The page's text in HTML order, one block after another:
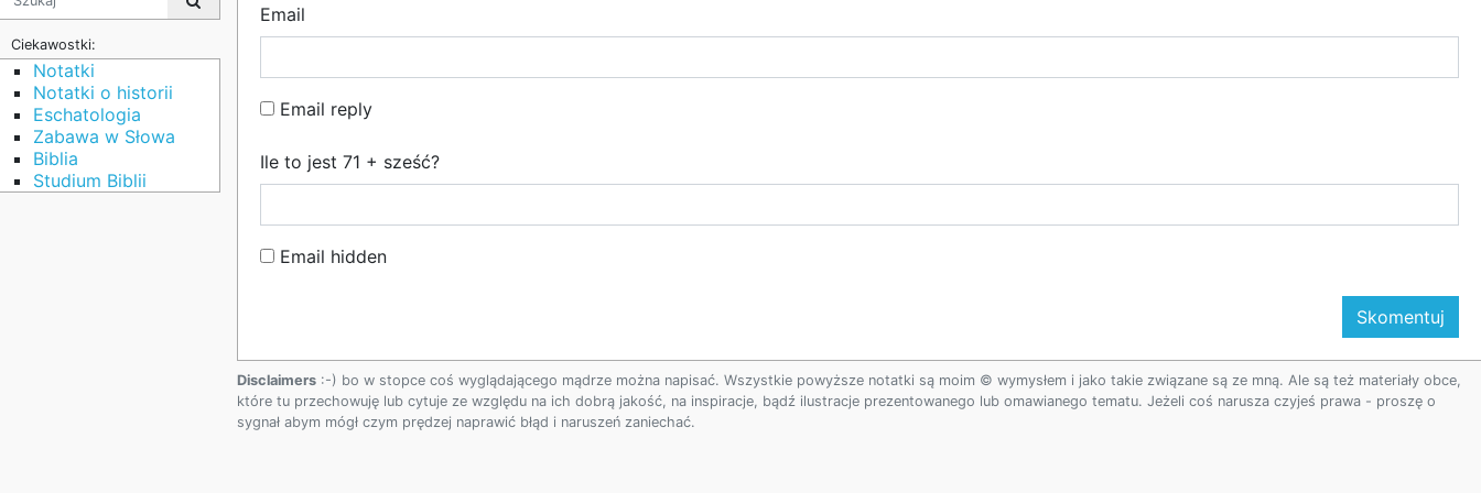
Ciekawostki:
Notatki
Notatki o historii
Eschatologia
Zabawa w Słowa
Biblia
Studium Biblii
Email
Email reply
Ile to jest 71 + sześć?
Email hidden
Disclaimers :-) bo w stopce coś wyglądającego mądrze można napisać. Wszystkie powyższe notatki są moim © wymysłem i jako takie związane są ze mną. Ale są też materiały obce,
które tu przechowuję lub cytuje ze względu na ich dobrą jakość, na inspiracje, bądź ilustracje prezentowanego lub omawianego tematu. Jeżeli coś narusza czyjeś prawa - proszę o
sygnał abym mógł czym prędzej naprawić błąd i naruszeń zaniechać.